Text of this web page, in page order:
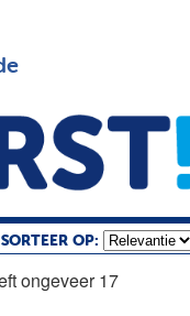
SORTEER OP:
ongeveer 17